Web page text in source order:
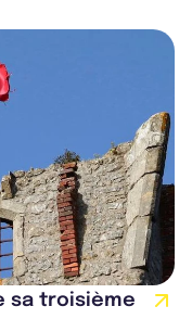
sa troisième